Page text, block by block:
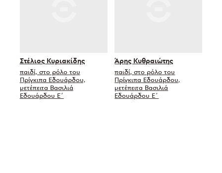
Στέλιος Κυριακίδης
παιδί, στο ρόλο του
Πρίγκιπα Εδουάρδου,
μετέπειτα Βασιλιά
Εδουάρδου Ε΄
Άρης Κυθραιώτης
παιδί, στο ρόλο του
Πρίγκιπα Εδουάρδου,
μετέπειτα Βασιλιά
Εδουάρδου Ε΄